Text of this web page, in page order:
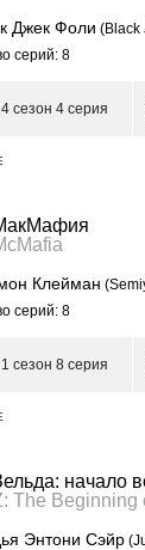
Джек Фоли (Black
серий: 8
4 сезон 4 серия
Клейман
серий: 8
1 сезон 8 серия
начало
The Beginning
Энтони Сэйр